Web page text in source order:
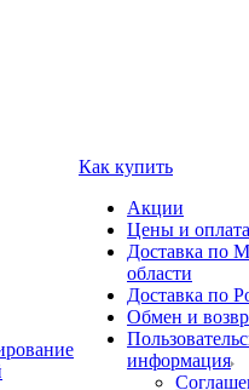
Как купить
Акции
Цены и оплата
Доставка по
области
Доставка по
Обмен и
информация